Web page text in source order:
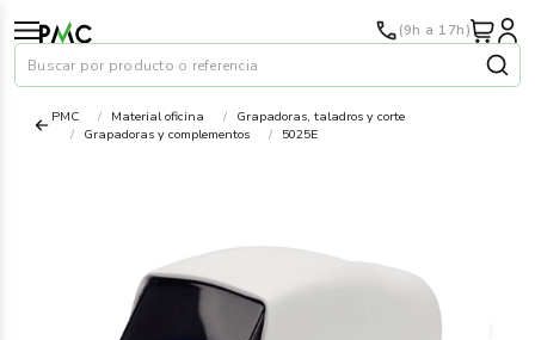
›
Material oficina
(9h a 17h)
Buscar por producto o referencia
PMC Material oficina
Grapadoras, taladros y corte
Grapadoras y complementos
5025E